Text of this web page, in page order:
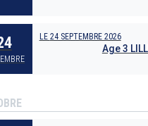
LE 24 SEPTEMBRE 2026
Age 3